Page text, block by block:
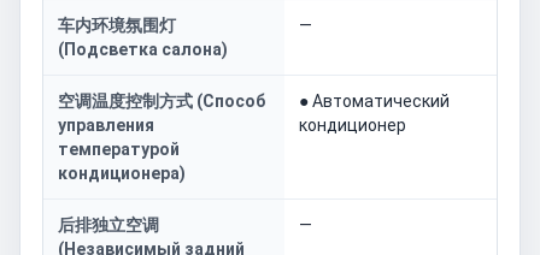
车内环境氛围灯
(Подсветка салона)
—
空调温度控制方式 (Способ
управления
температурой
кондиционера)
● Автоматический
кондиционер
后排独立空调
(Независимый задний
—